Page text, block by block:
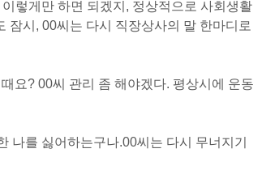
렇게만 하면 되겠지, 정상적으로 사회생활
잠시, 00씨는 다시 직장상사의 말 한마디로
요? 00씨 관리 좀 해야겠다. 평상시에 운동
나를 싫어하는구나.00씨는 다시 무너지기